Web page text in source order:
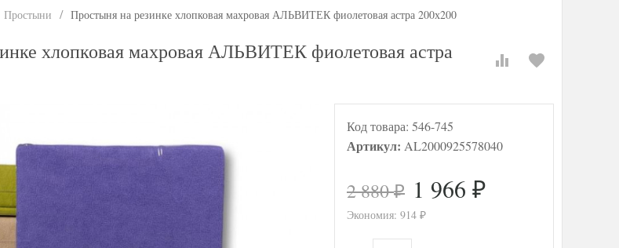
Простыни Простыня на резинке хлопковая махровая АЛЬВИТЕК фиолетовая астра 200х200
хлопковая махровая АЛЬВИТЕК фиолетовая астра
Код товара: 546-745
Артикул: AL2000925578040
2 880₽ 1 966 ₽
Экономия: 914 ₽